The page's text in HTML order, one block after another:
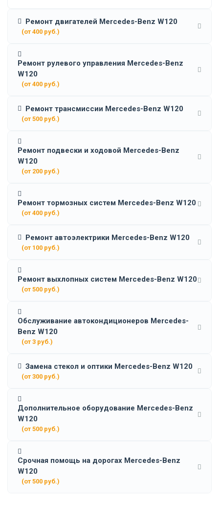
Ремонт двигателей Mercedes-Benz W120
(от 400 руб.)
Ремонт рулевого управления Mercedes-Benz
W120
(от 400 руб.)
Ремонт трансмиссии Mercedes-Benz W120
(от 500 руб.)
Ремонт подвески и ходовой Mercedes-Benz
W120
(от 200 руб.)
Ремонт тормозных систем Mercedes-Benz W120
(от 400 руб.)
Ремонт автоэлектрики Mercedes-Benz W120
(от 100 руб.)
Ремонт выхлопных систем Mercedes-Benz W120
(от 500 руб.)
Обслуживание автокондиционеров Mercedes-
Benz W120
(от 3 руб.)
Замена стекол и оптики Mercedes-Benz W120
(от 300 руб.)
Дополнительное оборудование Mercedes-Benz
W120
(от 500 руб.)
Срочная помощь на дорогах Mercedes-Benz
W120
(от 500 руб.)